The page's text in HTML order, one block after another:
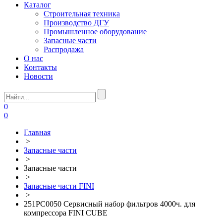
Каталог
Строительная техника
Производство ДГУ
Промышленное оборудование
Запасные части
Распродажа
О нас
Контакты
Новости
0
0
Главная
>
Запасные части
>
Запасные части
>
Запасные части FINI
>
251PC0050 Сервисный набор фильтров 4000ч. для
компрессора FINI CUBE